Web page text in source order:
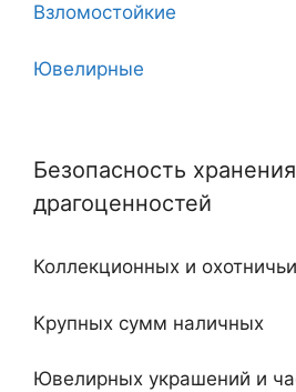
8
10
12
Взломостойкие
Ювелирные
Двухдверные
Безопасность хранения
драгоценностей
Коллекционных и
Крупных сумм наличных
Ювелирных украшений и